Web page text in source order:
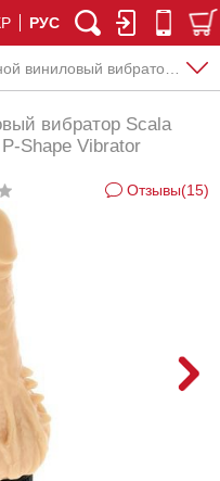
РУС
телесного цвета Vinyl P-Shape Vibrator
вибратор Scala
Shape Vibrator
Отзывы(15)